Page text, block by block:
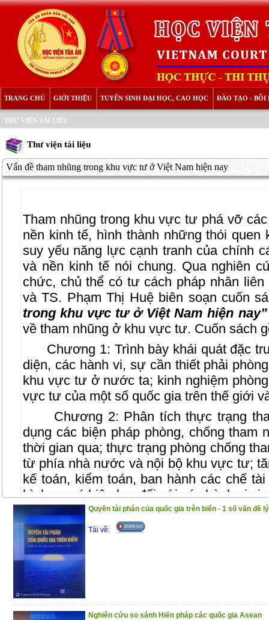
TRANG CHỦ GIỚI THIỆU TUYỂN SINH ĐẠI HỌC, CAO HỌC ĐÀO TẠO - BỒI
THƯ VIỆN TÀI LIỆU
Thư viện tài liệu
Vấn đề tham nhũng trong khu vực tư ở Việt Nam hiện nay
Tham nhũng trong khu vực tư phá vỡ
nền kinh tế, hình thành những thói quen
suy yếu năng lực cạnh tranh của chính
và nền kinh tế nói chung. Qua nghiên
chức, chủ thể có tư cách pháp nhân
và TS. Phạm Thị Huệ biên soạn cuốn
trong khu vực tư ở Việt Nam hiện
về tham nhũng ở khu vực tư. Cuốn sách
Chương 1: Trình bày khái quát đặc
diện, các hành vi, sự cần thiết phải
khu vực tư ở nước ta; kinh nghiệm
vực tư của một số quốc gia trên thế giới
Chương 2: Phân tích thực trạng
dụng các biện pháp phòng, chống tham
thời gian qua; thực trạng phòng chống
từ phía nhà nước và nội bộ khu vực tư;
kế toán, kiểm toán, ban hành các chế
hình sự có hiệu lực đối với các hành vi vi
Chương 3: Tác giả đưa ra dự báo tình
giải pháp để phòng ngừa và đấu tranh có
nhũng góp phần tạo dựng môi trường
tiền đề cho xã hội phát triển bền vững.
Trân trọng giới thiệu đến bạn đọc !
(10/12/2020)
Quyền tài phán của quốc gia trên biển - 1 số vấn đề
Tải về:
Nghiên cứu so sánh Hiến pháp các quốc gia Asean